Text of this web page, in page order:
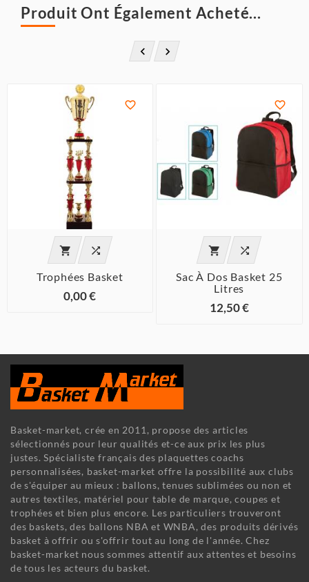
Produit Ont Également Acheté...
 

 
Trophées Basket
0,00 €

 
Sac À Dos Basket 25
Litres
12,50 €
Basket-market, crée en 2011, propose des articles
sélectionnés pour leur qualités et-ce aux prix les plus
justes. Spécialiste français des plaquettes coachs
personnalisées, basket-market offre la possibilité aux clubs
de s'équiper au mieux : ballons, tenues sublimées ou non et
autres textiles, matériel pour table de marque, coupes et
trophées et bien plus encore. Les particuliers trouveront
des baskets, des ballons NBA et WNBA, des produits dérivés
basket à offrir ou s'offrir tout au long de l'année. Chez
basket-market nous sommes attentif aux attentes et besoins
de tous les acteurs du basket.